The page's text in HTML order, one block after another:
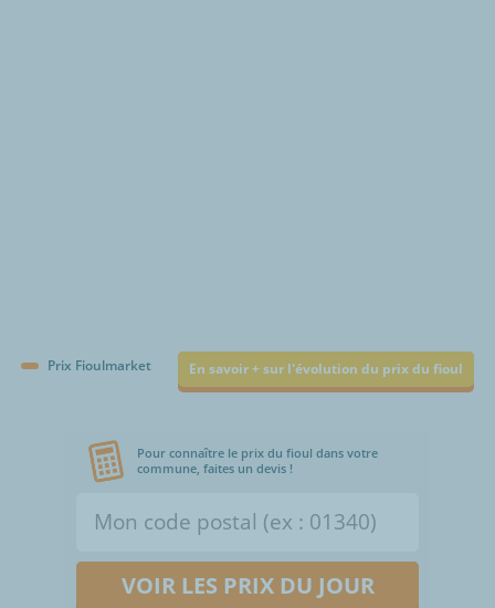
Prix Fioulmarket En savoir + sur l'évolution du prix du fioul
Pour connaître le prix du fioul dans votre
commune, faites un devis !
VOIR LES PRIX DU JOUR